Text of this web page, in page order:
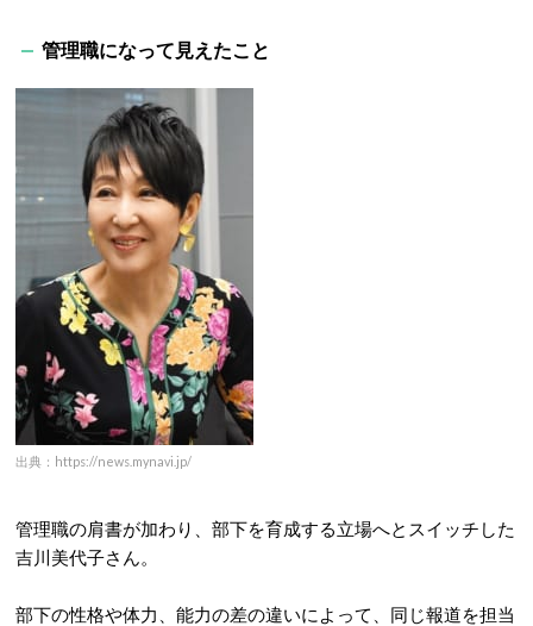
管理職になって見えたこと
出典：https://news.mynavi.jp/
管理職の肩書が加わり、部下を育成する立場へとスイッチした
吉川美代子さん。
部下の性格や体力、能力の差の違いによって、同じ報道を担当